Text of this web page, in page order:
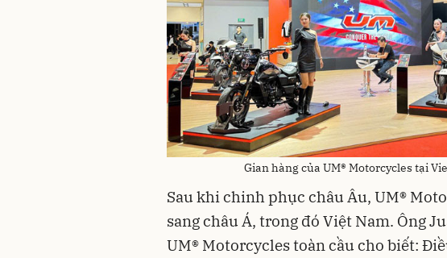
Gian hàng của UM® Motorcycles tại
Sau khi chinh phục châu Âu, UM®
sang châu Á, trong đó Việt Nam. Ông
UM® Motorcycles toàn cầu cho biết: